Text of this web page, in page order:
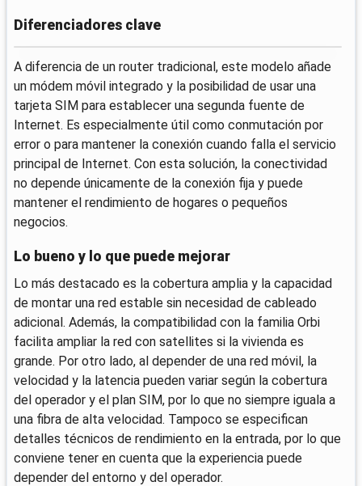
Diferenciadores clave
A diferencia de un router tradicional, este modelo añade
un módem móvil integrado y la posibilidad de usar una
tarjeta SIM para establecer una segunda fuente de
Internet. Es especialmente útil como conmutación por
error o para mantener la conexión cuando falla el servicio
principal de Internet. Con esta solución, la conectividad
no depende únicamente de la conexión fija y puede
mantener el rendimiento de hogares o pequeños
negocios.
Lo bueno y lo que puede mejorar
Lo más destacado es la cobertura amplia y la capacidad
de montar una red estable sin necesidad de cableado
adicional. Además, la compatibilidad con la familia Orbi
facilita ampliar la red con satellites si la vivienda es
grande. Por otro lado, al depender de una red móvil, la
velocidad y la latencia pueden variar según la cobertura
del operador y el plan SIM, por lo que no siempre iguala a
una fibra de alta velocidad. Tampoco se especifican
detalles técnicos de rendimiento en la entrada, por lo que
conviene tener en cuenta que la experiencia puede
depender del entorno y del operador.